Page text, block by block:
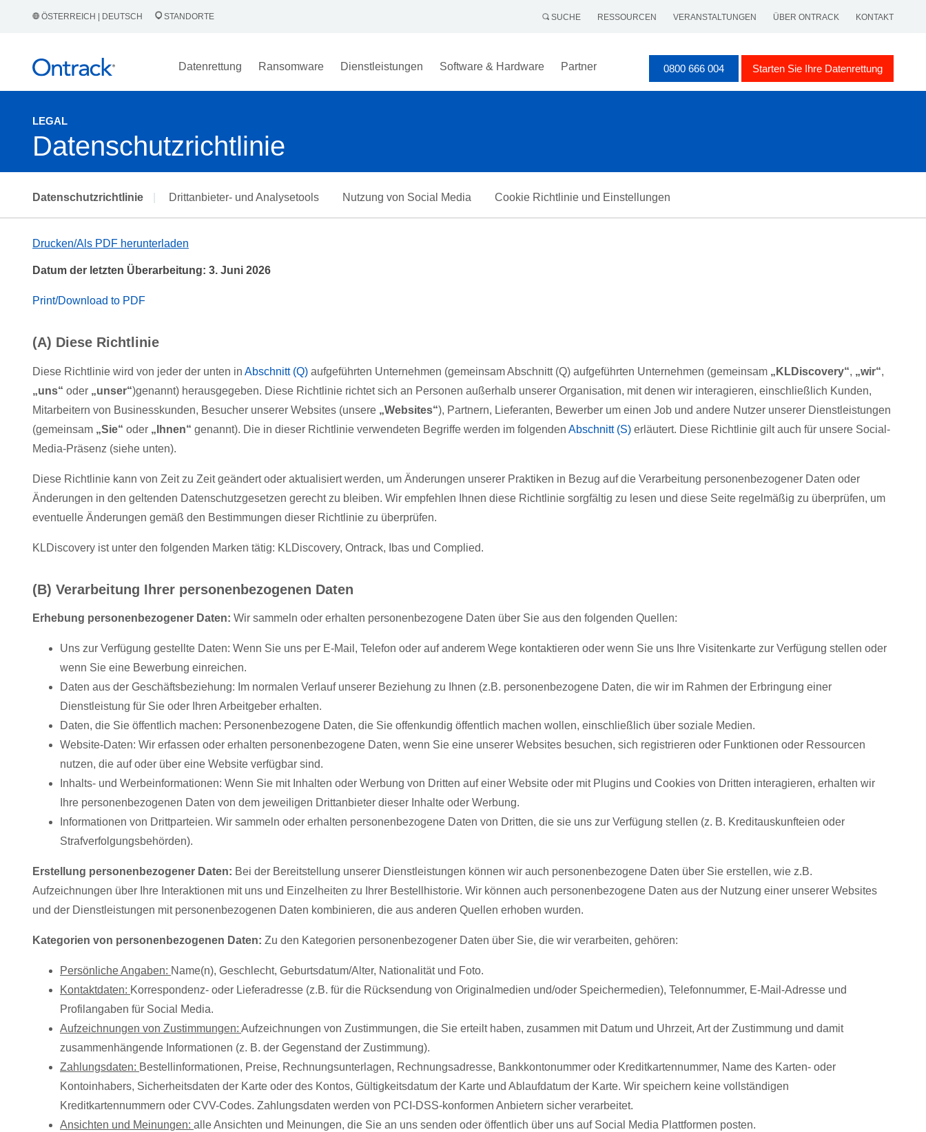
ÖSTERREICH | DEUTSCH STANDORTE SUCHE RESSOURCEN VERANSTALTUNGEN ÜBER ONTRACK KONTAKT
Datenrettung Ransomware Dienstleistungen Software & Hardware Partner 0800 666 004 Starten Sie Ihre Datenrettung
LEGAL
Datenschutzrichtlinie
Datenschutzrichtlinie Drittanbieter- und Analysetools Nutzung von Social Media Cookie Richtlinie und Einstellungen
Drucken/Als PDF herunterladen
Datum der letzten Überarbeitung: 3. Juni 2026
Print/Download to PDF
(A) Diese Richtlinie
Diese Richtlinie wird von jeder der unten in Abschnitt (Q) aufgeführten Unternehmen (gemeinsam Abschnitt (Q) aufgeführten Unternehmen (gemeinsam „KLDiscovery“, „wir“,
„uns“ oder „unser“)genannt) herausgegeben. Diese Richtlinie richtet sich an Personen außerhalb unserer Organisation, mit denen wir interagieren, einschließlich Kunden,
Mitarbeitern von Businesskunden, Besucher unserer Websites (unsere „Websites“), Partnern, Lieferanten, Bewerber um einen Job und andere Nutzer unserer Dienstleistungen
(gemeinsam „Sie“ oder „Ihnen“ genannt). Die in dieser Richtlinie verwendeten Begriffe werden im folgenden Abschnitt (S) erläutert. Diese Richtlinie gilt auch für unsere Social-
Media-Präsenz (siehe unten).
Diese Richtlinie kann von Zeit zu Zeit geändert oder aktualisiert werden, um Änderungen unserer Praktiken in Bezug auf die Verarbeitung personenbezogener Daten oder
Änderungen in den geltenden Datenschutzgesetzen gerecht zu bleiben. Wir empfehlen Ihnen diese Richtlinie sorgfältig zu lesen und diese Seite regelmäßig zu überprüfen, um
eventuelle Änderungen gemäß den Bestimmungen dieser Richtlinie zu überprüfen.
KLDiscovery ist unter den folgenden Marken tätig: KLDiscovery, Ontrack, Ibas und Complied.
(B) Verarbeitung Ihrer personenbezogenen Daten
Erhebung personenbezogener Daten: Wir sammeln oder erhalten personenbezogene Daten über Sie aus den folgenden Quellen:
Uns zur Verfügung gestellte Daten: Wenn Sie uns per E-Mail, Telefon oder auf anderem Wege kontaktieren oder wenn Sie uns Ihre Visitenkarte zur Verfügung stellen oder
wenn Sie eine Bewerbung einreichen.
Daten aus der Geschäftsbeziehung: Im normalen Verlauf unserer Beziehung zu Ihnen (z.B. personenbezogene Daten, die wir im Rahmen der Erbringung einer
Dienstleistung für Sie oder Ihren Arbeitgeber erhalten.
Daten, die Sie öffentlich machen: Personenbezogene Daten, die Sie offenkundig öffentlich machen wollen, einschließlich über soziale Medien.
Website-Daten: Wir erfassen oder erhalten personenbezogene Daten, wenn Sie eine unserer Websites besuchen, sich registrieren oder Funktionen oder Ressourcen
nutzen, die auf oder über eine Website verfügbar sind.
Inhalts- und Werbeinformationen: Wenn Sie mit Inhalten oder Werbung von Dritten auf einer Website oder mit Plugins und Cookies von Dritten interagieren, erhalten wir
Ihre personenbezogenen Daten von dem jeweiligen Drittanbieter dieser Inhalte oder Werbung.
Informationen von Drittparteien. Wir sammeln oder erhalten personenbezogene Daten von Dritten, die sie uns zur Verfügung stellen (z. B. Kreditauskunfteien oder
Strafverfolgungsbehörden).
Erstellung personenbezogener Daten: Bei der Bereitstellung unserer Dienstleistungen können wir auch personenbezogene Daten über Sie erstellen, wie z.B.
Aufzeichnungen über Ihre Interaktionen mit uns und Einzelheiten zu Ihrer Bestellhistorie. Wir können auch personenbezogene Daten aus der Nutzung einer unserer Websites
und der Dienstleistungen mit personenbezogenen Daten kombinieren, die aus anderen Quellen erhoben wurden.
Kategorien von personenbezogenen Daten: Zu den Kategorien personenbezogener Daten über Sie, die wir verarbeiten, gehören:
Persönliche Angaben: Name(n), Geschlecht, Geburtsdatum/Alter, Nationalität und Foto.
Kontaktdaten: Korrespondenz- oder Lieferadresse (z.B. für die Rücksendung von Originalmedien und/oder Speichermedien), Telefonnummer, E-Mail-Adresse und
Profilangaben für Social Media.
Aufzeichnungen von Zustimmungen: Aufzeichnungen von Zustimmungen, die Sie erteilt haben, zusammen mit Datum und Uhrzeit, Art der Zustimmung und damit
zusammenhängende Informationen (z. B. der Gegenstand der Zustimmung).
Zahlungsdaten: Bestellinformationen, Preise, Rechnungsunterlagen, Rechnungsadresse, Bankkontonummer oder Kreditkartennummer, Name des Karten- oder
Kontoinhabers, Sicherheitsdaten der Karte oder des Kontos, Gültigkeitsdatum der Karte und Ablaufdatum der Karte. Wir speichern keine vollständigen
Kreditkartennummern oder CVV-Codes. Zahlungsdaten werden von PCI-DSS-konformen Anbietern sicher verarbeitet.
Ansichten und Meinungen: alle Ansichten und Meinungen, die Sie an uns senden oder öffentlich über uns auf Social Media Plattformen posten.